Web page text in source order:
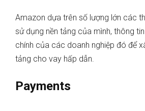
Amazon dựa trên số lượng lớn các
sử dụng nền tảng của mình, thông
chính của các doanh nghiệp đó để
tảng cho vay hấp dẫn.
Payments